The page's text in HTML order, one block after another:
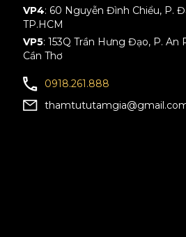
VP4: 60 Nguyễn Đình Chiểu, P.
TP.HCM
VP5: 153Q Trần Hưng Đạo, P. An
Cần Thơ
0918.261.888